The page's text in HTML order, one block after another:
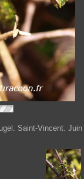
Saint-Vincent. Juin